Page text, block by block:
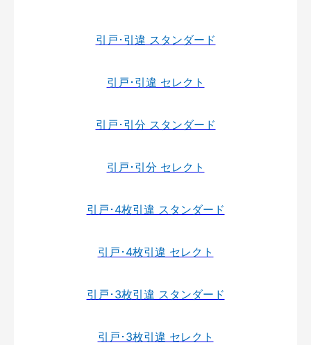
引戸･引違 スタンダード
引戸･引違 セレクト
引戸･引分 スタンダード
引戸･引分 セレクト
引戸･4枚引違 スタンダード
引戸･4枚引違 セレクト
引戸･3枚引違 スタンダード
引戸･3枚引違 セレクト